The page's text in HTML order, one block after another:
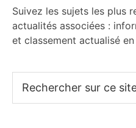
Suivez les sujets les plus
actualités associées :
et classement actualisé
sur